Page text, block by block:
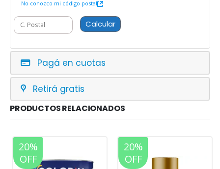
No conozco mi código postal
Calcular
Pagá en cuotas
Retirá gratis
PRODUCTOS RELACIONADOS
20%
OFF
20%
OFF